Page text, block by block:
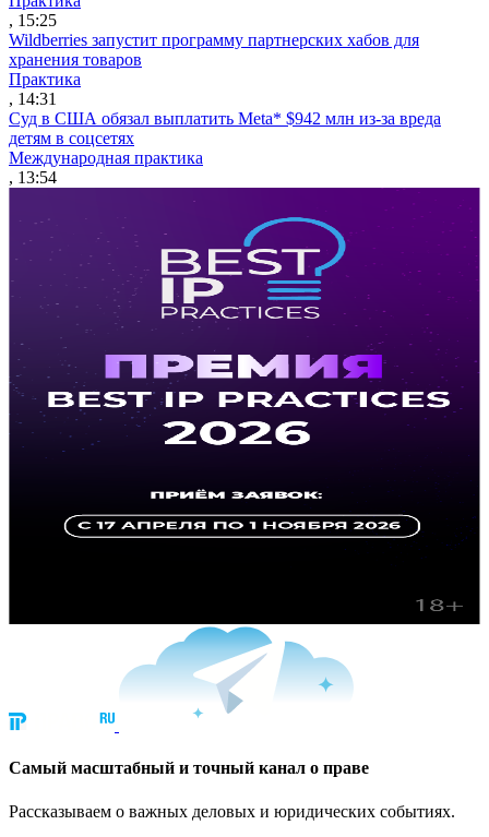
, 15:25
Wildberries запустит программу партнерских хабов для
хранения товаров
Практика
, 14:31
Суд в США обязал выплатить Meta* $942 млн из-за вреда
детям в соцсетях
Международная практика
, 13:54
Cамый масштабный и точный канал о праве
Рассказываем о важных деловых и юридических событиях.